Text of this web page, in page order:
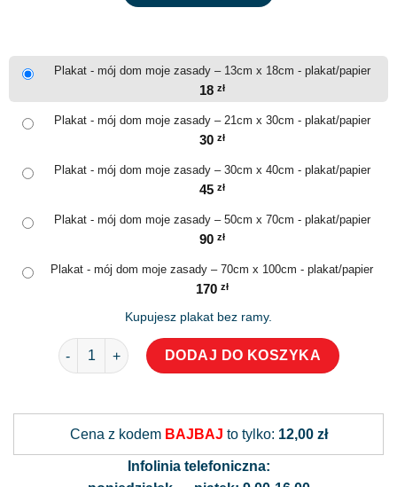
Plakat - mój dom moje zasady – 13cm x 18cm - plakat/papier
18 zł
Plakat - mój dom moje zasady – 21cm x 30cm - plakat/papier
30 zł
Plakat - mój dom moje zasady – 30cm x 40cm - plakat/papier
45 zł
Plakat - mój dom moje zasady – 50cm x 70cm - plakat/papier
90 zł
Plakat - mój dom moje zasady – 70cm x 100cm - plakat/papier
170 zł
Kupujesz plakat bez ramy.
ilość Plakat - mój dom moje zasady
DODAJ DO KOSZYKA
Cena z kodem BAJBAJ to tylko: 12,00 zł
Infolinia telefoniczna: